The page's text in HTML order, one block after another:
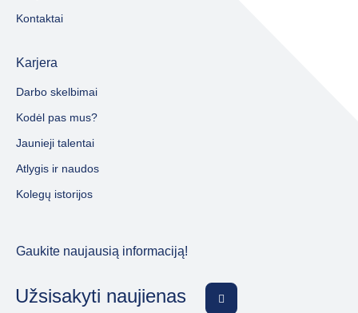
Kontaktai
Karjera
Darbo skelbimai
Kodėl pas mus?
Jaunieji talentai
Atlygis ir naudos
Kolegų istorijos
Gaukite naujausią informaciją!
Užsisakyti naujienas